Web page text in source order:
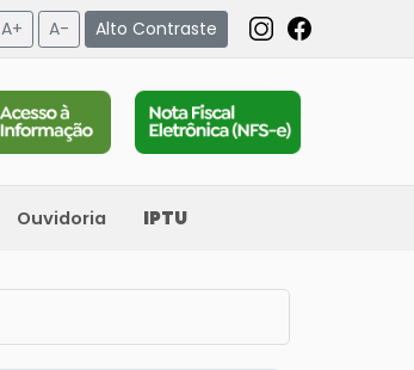
A+ A- Alto Contraste
Ouvidoria IPTU